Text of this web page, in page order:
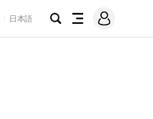
日本語
검
전
메
그